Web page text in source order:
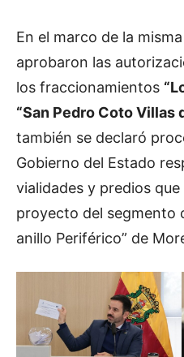
En el marco de la
aprobaron las
los fraccionamientos
“San Pedro Coto Villas
también se declaró
Gobierno del Estado
vialidades y predios
proyecto del segmento
anillo Periférico” de